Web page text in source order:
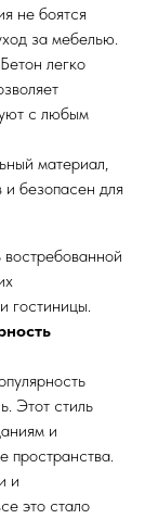
не боятся
за мебелью.
легко
с любым
материал,
безопасен для
гостиницы.
Этот стиль
и
пространства.
и
это стало